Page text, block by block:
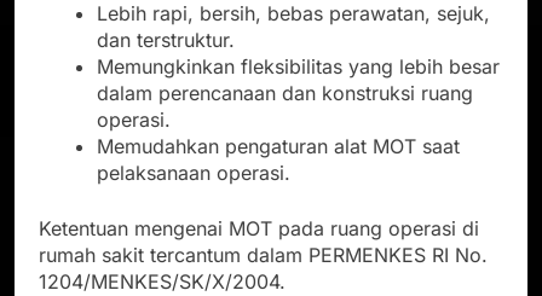
Lebih rapi, bersih, bebas perawatan, sejuk,
dan terstruktur.
Memungkinkan fleksibilitas yang lebih besar
dalam perencanaan dan konstruksi ruang
operasi.
Memudahkan pengaturan alat MOT saat
pelaksanaan operasi.
Ketentuan mengenai MOT pada ruang operasi di
rumah sakit tercantum dalam PERMENKES RI No.
1204/MENKES/SK/X/2004.